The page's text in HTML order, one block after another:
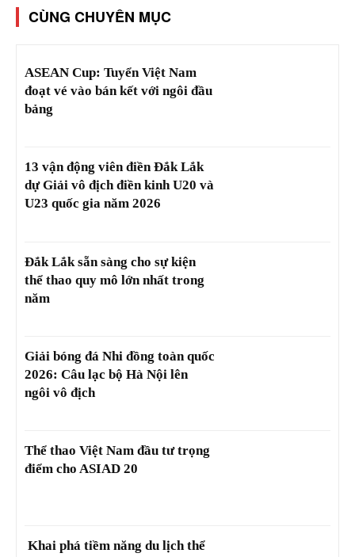
CÙNG CHUYÊN MỤC
ASEAN Cup: Tuyển Việt Nam
đoạt vé vào bán kết với ngôi đầu
bảng
13 vận động viên điền Đắk Lắk
dự Giải vô địch điền kinh U20 và
U23 quốc gia năm 2026
Đắk Lắk sẵn sàng cho sự kiện
thể thao quy mô lớn nhất trong
năm
Giải bóng đá Nhi đồng toàn quốc
2026: Câu lạc bộ Hà Nội lên
ngôi vô địch
Thể thao Việt Nam đầu tư trọng
điểm cho ASIAD 20
Khai phá tiềm năng du lịch thể